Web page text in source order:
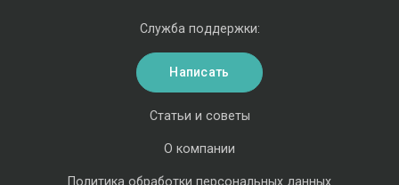
Статьи и советы
О компании
Политика обработки персональных данных
Служба поддержки:
Написать